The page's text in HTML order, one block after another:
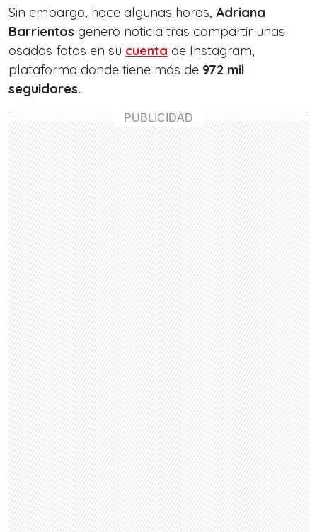
Sin embargo, hace algunas horas, Adriana
Barrientos generó noticia tras compartir unas
osadas fotos en su cuenta de Instagram,
plataforma donde tiene más de 972 mil
seguidores.